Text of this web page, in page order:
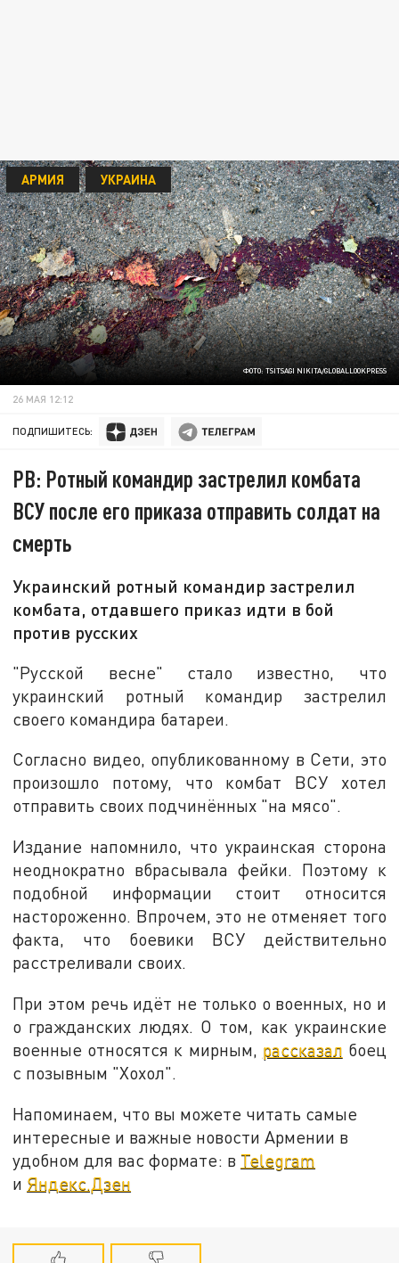
ФОТО: TSITSAGI NIKITA/GLOBALLOOKPRESS
АРМИЯ УКРАИНА
26 МАЯ 12:12
ПОДПИШИТЕСЬ:
РВ: Ротный командир застрелил комбата
ВСУ после его приказа отправить солдат на
смерть
Украинский ротный командир застрелил
комбата, отдавшего приказ идти в бой
против русских
"Русской весне" стало известно, что
украинский ротный командир застрелил
своего командира батареи.
Согласно видео, опубликованному в Сети, это
произошло потому, что комбат ВСУ хотел
отправить своих подчинённых "на мясо".
Издание напомнило, что украинская сторона
неоднократно вбрасывала фейки. Поэтому к
подобной информации стоит относится
настороженно. Впрочем, это не отменяет того
факта, что боевики ВСУ действительно
расстреливали своих.
При этом речь идёт не только о военных, но и
о гражданских людях. О том, как украинские
военные относятся к мирным, рассказал боец
с позывным "Хохол".
Напоминаем, что вы можете читать самые
интересные и важные новости Армении в
удобном для вас формате: в Telegram
и Яндекс.Дзен